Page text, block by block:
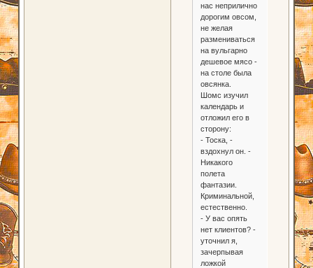
нас неприлично
дорогим овсом,
не желая
размениваться
на вульгарно
дешевое мясо -
на столе была
овсянка.
Шомс изучил
календарь и
отложил его в
сторону:
- Тоска, -
вздохнул он. -
Никакого
полета
фантазии.
Криминальной,
естественно.
- У вас опять
нет клиентов? -
уточнил я,
зачерпывая
ложкой